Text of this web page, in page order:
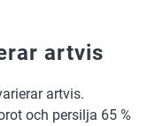
artvis
artvis.
och persilja 65 %